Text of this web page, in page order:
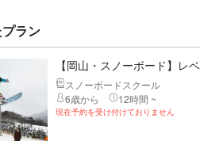
ラン
【岡山・スノーボード】レ
スノーボードスクール
6歳から
12時間 ~
現在予約を受け付けておりません